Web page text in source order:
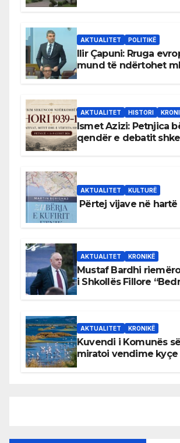
AKTUALITET POLITIKË
Ilir Çapuni: Rruga
mund të ndërtohet
AKTUALITET HISTORI
Ismet Azizi: Petnjica
qendër e debatit
AKTUALITET KULTURË
Përtej vijave në hartë
AKTUALITET KRONIKË
Mustaf Bardhi
i Shkollës Fillore
AKTUALITET KRONIKË
Kuvendi i Komunës
miratoi vendime kyçe